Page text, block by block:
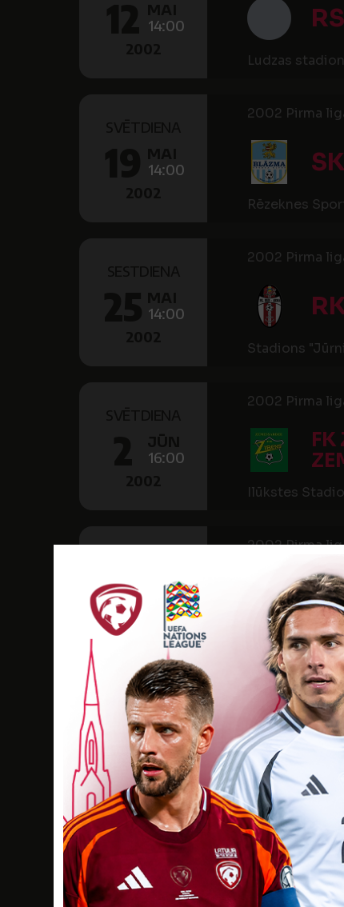
14:00
Ludzas
14:00
2002 Pirma
Rēzeknes
14:00
2002 Pirma
Stadions
16:00
2002 Pirma
FK
Ilūkstes
5 JŪN
19:00
2002
2002 Pirma
Stadions
SVĒTDIENA
9 JŪN
16:00
2002
2002 Pirma
Stadions
SVĒTDIENA
7 JŪL
16:00
2002 Pirma